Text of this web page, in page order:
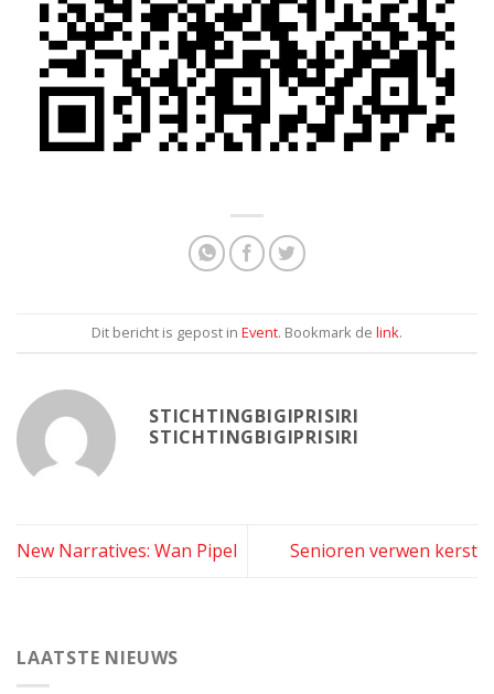
Dit bericht is gepost in Event. Bookmark de link.
STICHTINGBIGIPRISIRI
STICHTINGBIGIPRISIRI
New Narratives: Wan Pipel Senioren verwen kerst
LAATSTE NIEUWS